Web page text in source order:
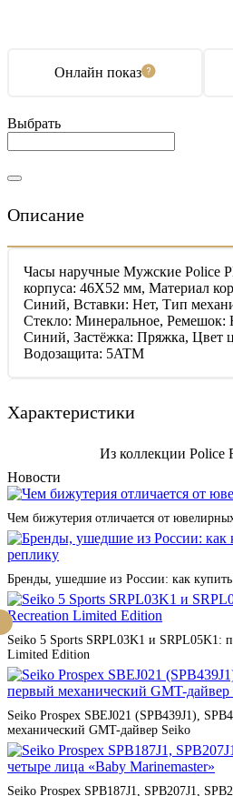
Онлайн показ
Выбрать
Описание
Часы наручные Мужские Police
корпуса: 46X52 мм, Материал
Синий, Вставки: Нет, Тип
Стекло: Минеральное, Ремешок:
Синий, Застёжка: Пряжка, Цвет
Водозащита: 5ATM
Характеристики
Из коллекции Police
Новости
Чем бижутерия отличается от
Бренды, ушедшие из России: как
Seiko 5 Sports SRPL03K1 и SRPL05K1:
Limited Edition
Seiko Prospex SBEJ021 (SPB439J1),
механический GMT-дайвер Seiko
Seiko Prospex SPB187J1, SPB207J1,